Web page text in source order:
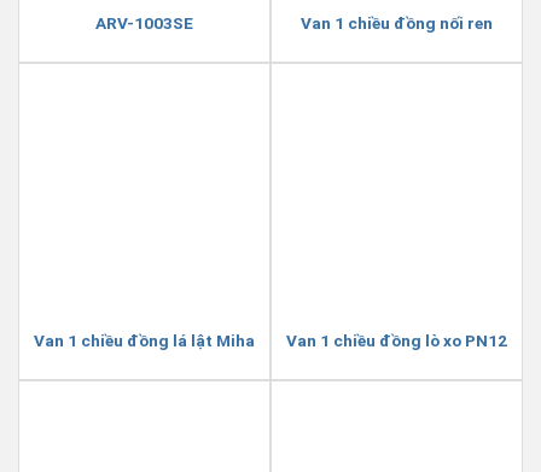
ARV-1003SE Van 1 chiều đồng nối ren
Van 1 chiều đồng lá lật Miha Van 1 chiều đồng lò xo PN12